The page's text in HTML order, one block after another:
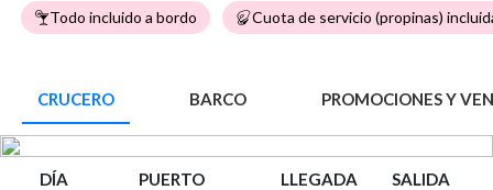
Todo incluido a bordo Cuota de servicio (propinas)
CRUCERO BARCO PROMOCIONES Y
DÍA PUERTO LLEGADA
SALIDA